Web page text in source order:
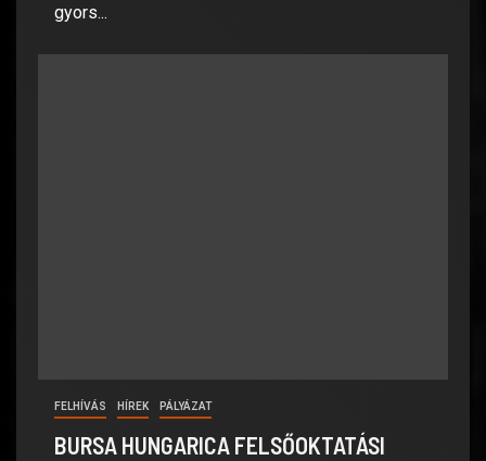
gyors...
FELHÍVÁS HÍREK PÁLYÁZAT
BURSA HUNGARICA FELSŐOKTATÁSI